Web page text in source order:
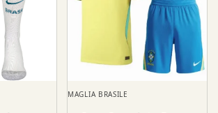
MAGLIA BRASILE